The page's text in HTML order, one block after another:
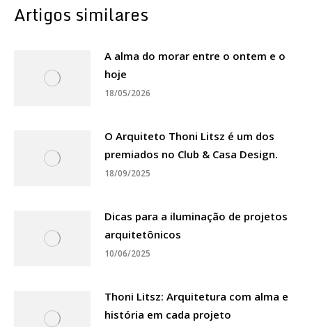
Artigos similares
A alma do morar entre o ontem e o
hoje
18/05/2026
O Arquiteto Thoni Litsz é um dos
premiados no Club & Casa Design.
18/09/2025
Dicas para a iluminação de projetos
arquitetônicos
10/06/2025
Thoni Litsz: Arquitetura com alma e
história em cada projeto